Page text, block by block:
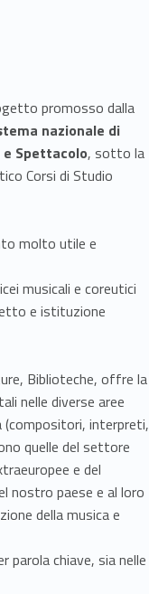
promosso dalla
nazionale di
Spettacolo, sotto la
Corsi di Studio
molto utile e
musicali e coreutici
e istituzione
Biblioteche, offre la
nelle diverse aree
(compositori, interpreti,
quelle del settore
e del
nostro paese e al loro
della musica e
chiave, sia nelle